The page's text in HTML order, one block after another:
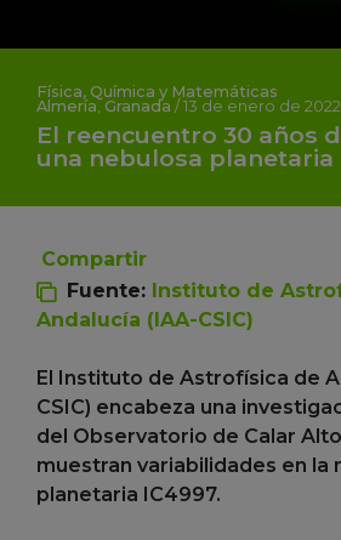
Física, Química y Matemáticas
Almería, Granada /13 de enero de 2022
El reencuentro 30 años
una nebulosa planetaria
Compartir
Fuente: Instituto de
Andalucía (IAA-CSIC)
El Instituto de Astrofísica de
CSIC) encabeza una
del Observatorio de Calar
muestran variabilidades en la
planetaria IC4997.